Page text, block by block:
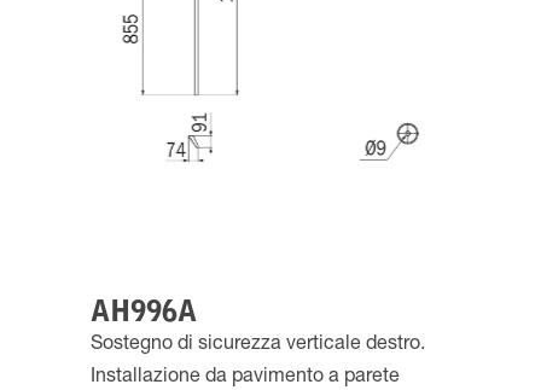
AH996A
Sostegno di sicurezza verticale destro.
Installazione da pavimento a parete